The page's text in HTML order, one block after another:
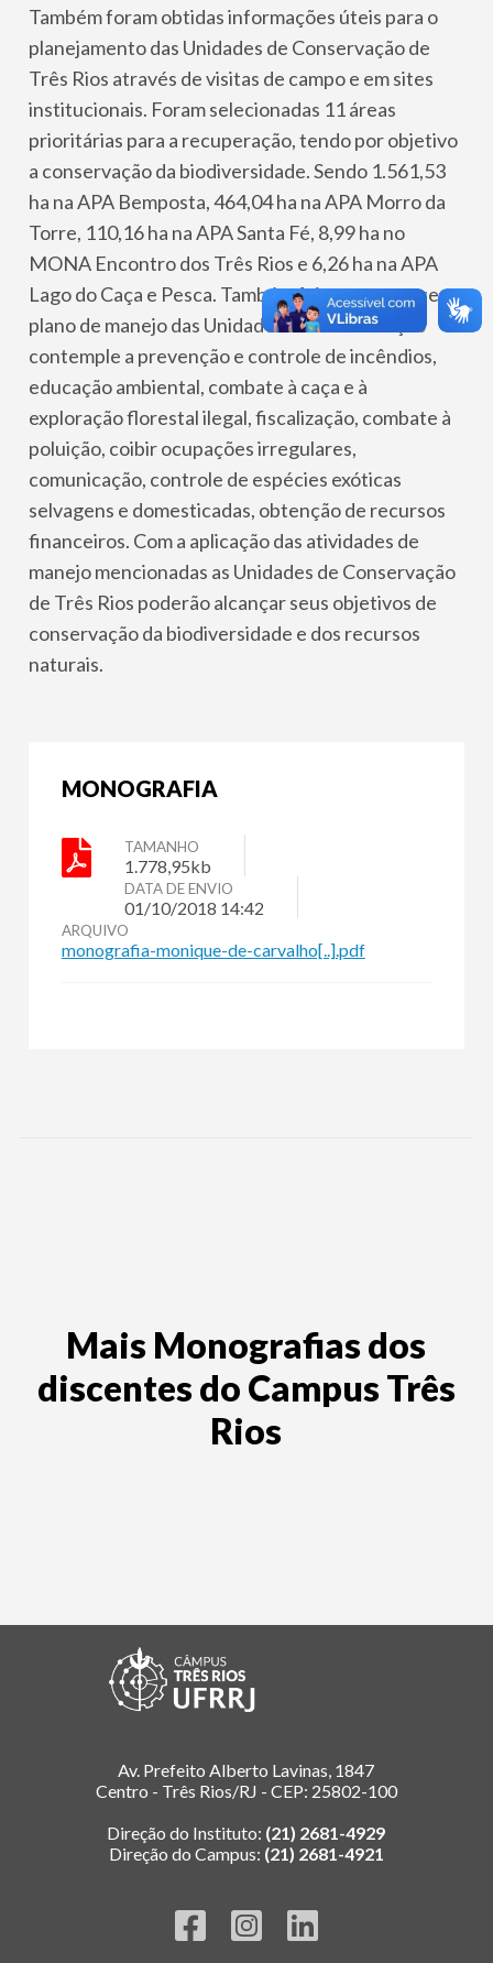
Também foram obtidas informações úteis para o
planejamento das Unidades de Conservação de
Três Rios através de visitas de campo e em sites
institucionais. Foram selecionadas 11 áreas
prioritárias para a recuperação, tendo por objetivo
a conservação da biodiversidade. Sendo 1.561,53
ha na APA Bemposta, 464,04 ha na APA Morro da
Torre, 110,16 ha na APA Santa Fé, 8,99 ha no
MONA Encontro dos Três Rios e 6,26 ha na APA
Lago do Caça e Pesca. Também foi proposto que o
plano de manejo das Unidades de Conservação
contemple a prevenção e controle de incêndios,
educação ambiental, combate à caça e à
exploração florestal ilegal, fiscalização, combate à
poluição, coibir ocupações irregulares,
comunicação, controle de espécies exóticas
selvagens e domesticadas, obtenção de recursos
financeiros. Com a aplicação das atividades de
manejo mencionadas as Unidades de Conservação
de Três Rios poderão alcançar seus objetivos de
conservação da biodiversidade e dos recursos
naturais.
MONOGRAFIA
TAMANHO
1.778,95kb
DATA DE ENVIO
01/10/2018 14:42
ARQUIVO
monografia-monique-de-carvalho[..].pdf
Mais Monografias dos
discentes do Campus Três
Rios
Av. Prefeito Alberto Lavinas, 1847
Centro - Três Rios/RJ - CEP: 25802-100
Direção do Instituto: (21) 2681-4929
Direção do Campus: (21) 2681-4921